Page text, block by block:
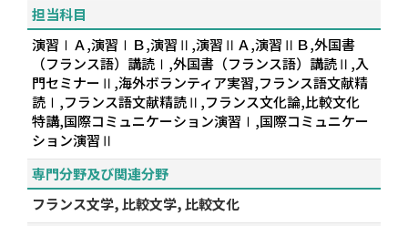
担当科目
演習ⅠＡ,演習ⅠＢ,演習Ⅱ,演習ⅡＡ,演習ⅡＢ,外国書
（フランス語）講読Ⅰ,外国書（フランス語）講読Ⅱ,入
門セミナーⅡ,海外ボランティア実習,フランス語文献精
読Ⅰ,フランス語文献精読Ⅱ,フランス文化論,比較文化
特講,国際コミュニケーション演習Ⅰ,国際コミュニケー
ション演習Ⅱ
専門分野及び関連分野
フランス文学, 比較文学, 比較文化